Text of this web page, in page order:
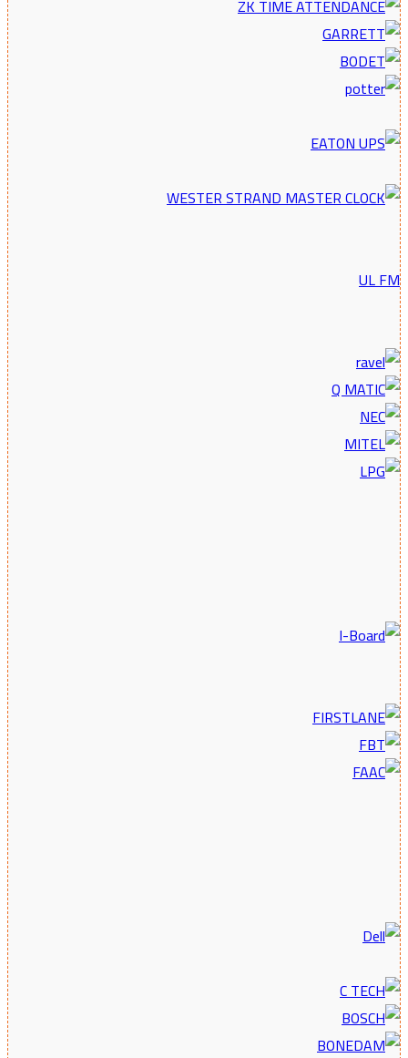
UL FM